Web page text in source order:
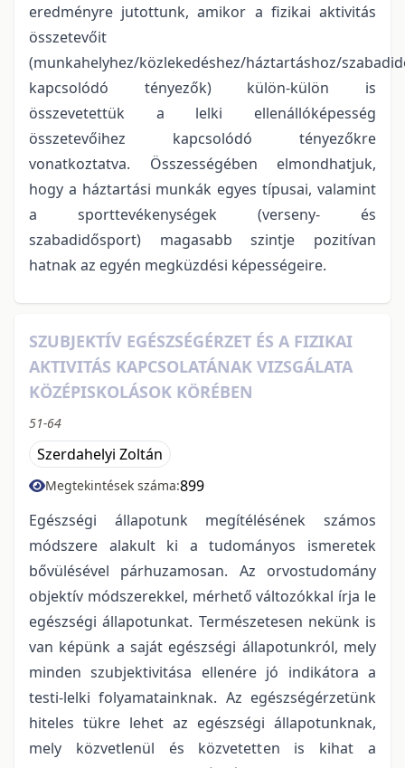
eredményre jutottunk, amikor a fizikai aktivitás
összetevőit
(munkahelyhez/közlekedéshez/háztartáshoz/
kapcsolódó tényezők) külön-külön is
összevetettük a lelki ellenállóképesség
összetevőihez kapcsolódó tényezőkre
vonatkoztatva. Összességében elmondhatjuk,
hogy a háztartási munkák egyes típusai, valamint
a sporttevékenységek (verseny- és
szabadidősport) magasabb szintje pozitívan
hatnak az egyén megküzdési képességeire.
SZUBJEKTÍV EGÉSZSÉGÉRZET ÉS A FIZIKAI
AKTIVITÁS KAPCSOLATÁNAK VIZSGÁLATA
KÖZÉPISKOLÁSOK KÖRÉBEN
51-64
Szerdahelyi Zoltán
Megtekintések száma:899
Egészségi állapotunk megítélésének számos
módszere alakult ki a tudományos ismeretek
bővülésével párhuzamosan. Az orvostudomány
objektív módszerekkel, mérhető változókkal írja le
egészségi állapotunkat. Természetesen nekünk is
van képünk a saját egészségi állapotunkról, mely
minden szubjektivitása ellenére jó indikátora a
testi-lelki folyamatainknak. Az egészségérzetünk
hiteles tükre lehet az egészségi állapotunknak,
mely közvetlenül és közvetetten is kihat a